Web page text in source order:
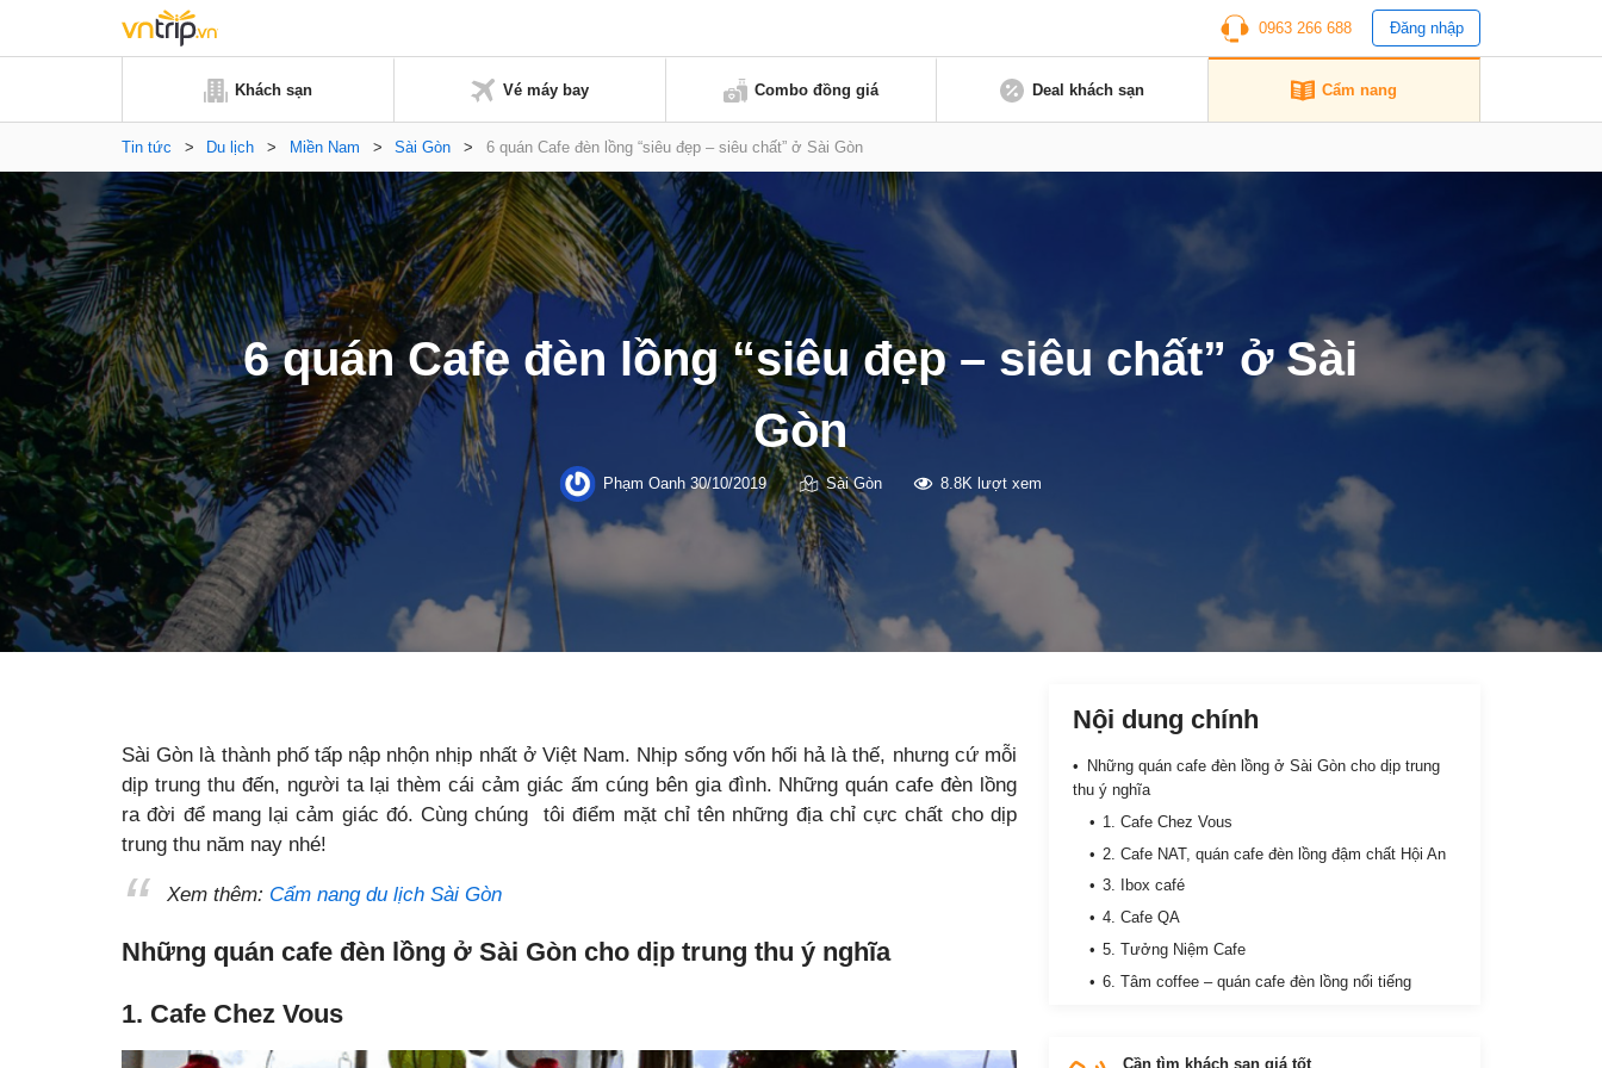
0963 266 688 Đăng nhập
Khách sạn Vé máy bay Combo đồng giá Deal khách sạn Cẩm nang
Tin tức > Du lịch > Miền Nam > Sài Gòn > 6 quán Cafe đèn lồng “siêu đẹp – siêu chất” ở Sài Gòn
6 quán Cafe đèn lồng “siêu đẹp – siêu chất” ở Sài
Gòn
Phạm Oanh 30/10/2019 Sài Gòn 8.8K lượt xem
Sài Gòn là thành phố tấp nập nhộn nhịp nhất ở Việt Nam. Nhịp sống vốn hối hả là thế, nhưng cứ mỗi
dịp trung thu đến, người ta lại thèm cái cảm giác ấm cúng bên gia đình. Những quán cafe đèn lồng
ra đời để mang lại cảm giác đó. Cùng chúng tôi điểm mặt chỉ tên những địa chỉ cực chất cho dịp
trung thu năm nay nhé!
Xem thêm: Cẩm nang du lịch Sài Gòn
Những quán cafe đèn lồng ở Sài Gòn cho dịp trung thu ý nghĩa
1. Cafe Chez Vous
Nội dung chính
Những quán cafe đèn lồng ở Sài Gòn cho dịp trung
thu ý nghĩa
1. Cafe Chez Vous
2. Cafe NAT, quán cafe đèn lồng đậm chất Hội An
3. Ibox café
4. Cafe QA
5. Tưởng Niệm Cafe
6. Tâm coffee – quán cafe đèn lồng nổi tiếng
Cần tìm khách sạn giá tốt